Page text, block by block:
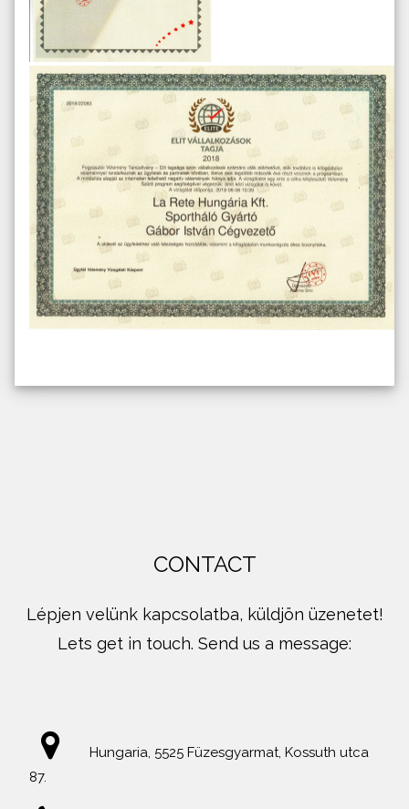
CONTACT
Lépjen velünk kapcsolatba, küldjön üzenetet!
Lets get in touch. Send us a message:
Hungaria, 5525 Füzesgyarmat, Kossuth utca
87.